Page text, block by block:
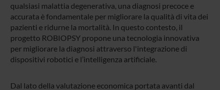
qualsiasi malattia degenerativa, una diagnosi precoce e
accurata è fondamentale per migliorare la qualità di vita dei
pazienti e ridurne la mortalità. In questo contesto, il
progetto ROBIOPSY propone una tecnologia innovativa
per migliorare la diagnosi attraverso l'integrazione di
dispositivi robotici e l’intelligenza artificiale.
Dal lato della valutazione economica portata avanti dal